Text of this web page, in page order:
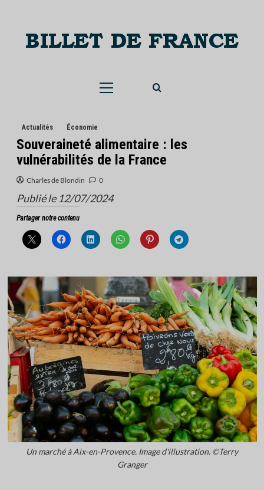
content
Menu
Actualités Économie
Souveraineté alimentaire : les
vulnérabilités de la France
Charles de Blondin 0
Publié le 12/07/2024
Partager notre contenu
Un marché à Aix-en-Provence. Image d'illustration. ©Terry
Granger